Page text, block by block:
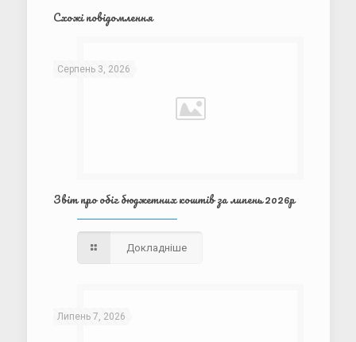
Схожі повідомлення
Серпень 3, 2026
Звіт про обіг бюджетних коштів за липень 2026р
Докладніше
Липень 7, 2026